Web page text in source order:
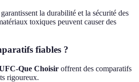
la durabilité et la sécurité des
toxiques peuvent causer des
fiables ?
Que Choisir offrent des comparatifs
rigoureux.